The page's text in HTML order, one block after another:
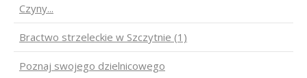
Czyny...
Bractwo strzeleckie w Szczytnie (1)
Poznaj swojego dzielnicowego